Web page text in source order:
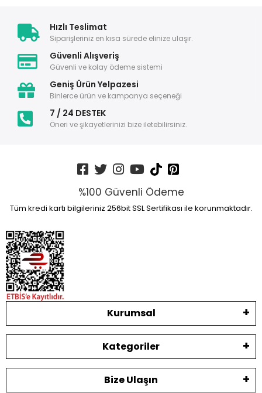
Hızlı Teslimat
Siparişleriniz en kısa sürede elinize ulaşır.
Güvenli Alışveriş
Güvenli ve kolay ödeme sistemi
Geniş Ürün Yelpazesi
Binlerce ürün ve kampanya seçeneği
7 / 24 DESTEK
Öneri ve şikayetlerinizi bize iletebilirsiniz.
%100 Güvenli Ödeme
Tüm kredi kartı bilgileriniz 256bit SSL Sertifikası ile korunmaktadır.
Kurumsal
Kategoriler
Bize Ulaşın